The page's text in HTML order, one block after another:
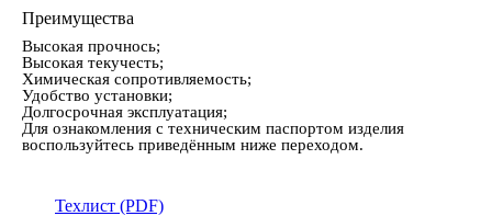
Преимущества
Высокая прочнось;
Высокая текучесть;
Химическая сопротивляемость;
Удобство установки;
Долгосрочная эксплуатация;
Для ознакомления с техническим паспортом изделия
воспользуйтесь приведённым ниже переходом.
Техлист (PDF)